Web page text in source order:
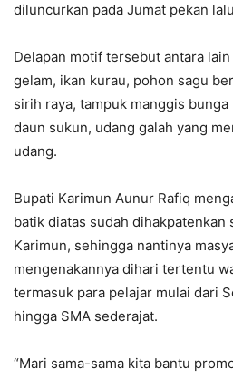
diluncurkan pada Jumat pekan
Delapan motif tersebut antara
gelam, ikan kurau, pohon sagu
sirih raya, tampuk manggis
daun sukun, udang galah yang
udang.
Bupati Karimun Aunur Rafiq
batik diatas sudah dihakpatenkan
Karimun, sehingga nantinya
mengenakannya dihari tertentu
termasuk para pelajar mulai dari
hingga SMA sederajat.
“Mari sama-sama kita bantu